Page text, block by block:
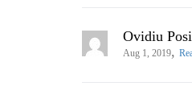
Ovidiu
Aug 1, 2019,